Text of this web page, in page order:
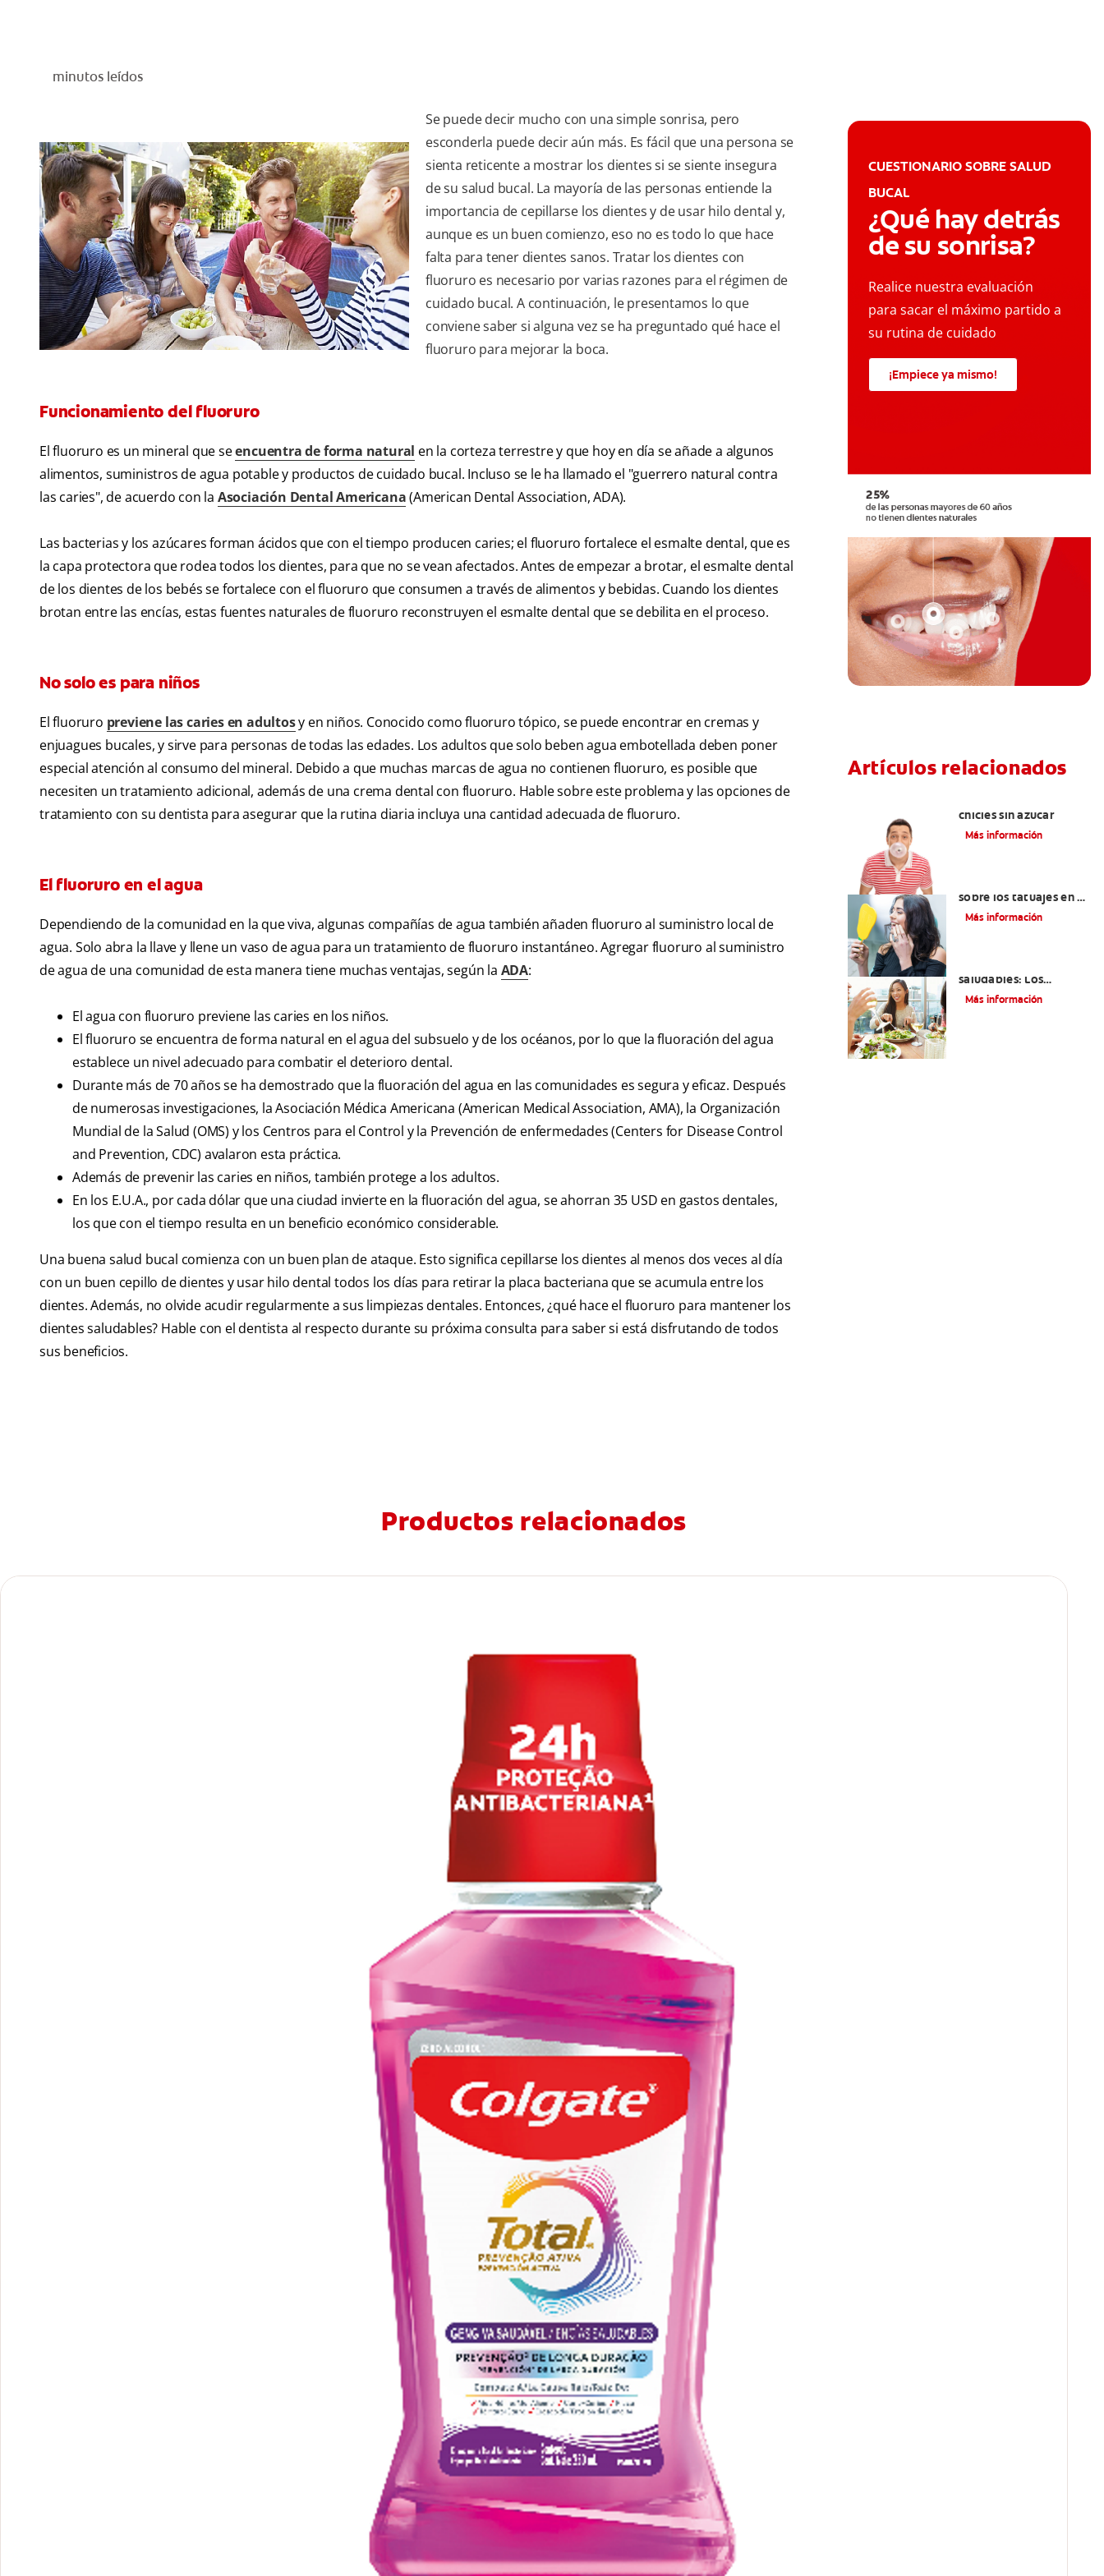
minutos leídos
Se puede decir mucho con una simple sonrisa, pero
esconderla puede decir aún más. Es fácil que una persona se
sienta reticente a mostrar los dientes si se siente insegura
de su salud bucal. La mayoría de las personas entiende la
importancia de cepillarse los dientes y de usar hilo dental y,
aunque es un buen comienzo, eso no es todo lo que hace
falta para tener dientes sanos. Tratar los dientes con
fluoruro es necesario por varias razones para el régimen de
cuidado bucal. A continuación, le presentamos lo que
conviene saber si alguna vez se ha preguntado qué hace el
fluoruro para mejorar la boca.
Funcionamiento del fluoruro
El fluoruro es un mineral que seencuentra de forma natural en la corteza terrestre y que hoy en día se añade a algunos
alimentos, suministros de agua potable y productos de cuidado bucal. Incluso se le ha llamado el "guerrero natural contra
las caries", de acuerdo con la Asociación Dental Americana(American Dental Association, ADA).
Las bacterias y los azúcares forman ácidos que con el tiempo producen caries; el fluoruro fortalece el esmalte dental, que es
la capa protectora que rodea todos los dientes, para que no se vean afectados. Antes de empezar a brotar, el esmalte dental
de los dientes de los bebés se fortalece con el fluoruro que consumen a través de alimentos y bebidas. Cuando los dientes
brotan entre las encías, estas fuentes naturales de fluoruro reconstruyen el esmalte dental que se debilita en el proceso.
No solo es para niños
El fluoruro previene las caries en adultosy en niños. Conocido como fluoruro tópico, se puede encontrar en cremas y
enjuagues bucales, y sirve para personas de todas las edades. Los adultos que solo beben agua embotellada deben poner
especial atención al consumo del mineral. Debido a que muchas marcas de agua no contienen fluoruro, es posible que
necesiten un tratamiento adicional, además de una crema dental con fluoruro. Hable sobre este problema y las opciones de
tratamiento con su dentista para asegurar que la rutina diaria incluya una cantidad adecuada de fluoruro.
El fluoruro en el agua
Dependiendo de la comunidad en la que viva, algunas compañías de agua también añaden fluoruro al suministro local de
agua. Solo abra la llave y llene un vaso de agua para un tratamiento de fluoruro instantáneo. Agregar fluoruro al suministro
de agua de una comunidad de esta manera tiene muchas ventajas, según la ADA:
El agua con fluoruro previene las caries en los niños.
El fluoruro se encuentra de forma natural en el agua del subsuelo y de los océanos, por lo que la fluoración del agua
establece un nivel adecuado para combatir el deterioro dental.
Durante más de 70 años se ha demostrado que la fluoración del agua en las comunidades es segura y eficaz. Después
de numerosas investigaciones, la Asociación Médica Americana (American Medical Association, AMA), la Organización
Mundial de la Salud (OMS) y los Centros para el Control y la Prevención de enfermedades (Centers for Disease Control
and Prevention, CDC) avalaron esta práctica.
Además de prevenir las caries en niños, también protege a los adultos.
En los E.U.A., por cada dólar que una ciudad invierte en la fluoración del agua, se ahorran 35 USD en gastos dentales,
los que con el tiempo resulta en un beneficio económico considerable.
Una buena salud bucal comienza con un buen plan de ataque. Esto significa cepillarse los dientes al menos dos veces al día
con un buen cepillo de dientes y usar hilo dental todos los días para retirar la placa bacteriana que se acumula entre los
dientes. Además, no olvide acudir regularmente a sus limpiezas dentales. Entonces, ¿qué hace el fluoruro para mantener los
dientes saludables? Hable con el dentista al respecto durante su próxima consulta para saber si está disfrutando de todos
sus beneficios.
CUESTIONARIO SOBRE SALUD
BUCAL
¿Qué hay detrás
de su sonrisa?
Realice nuestra evaluación
para sacar el máximo partido a
su rutina de cuidado
¡Empiece ya mismo!
Artículos relacionados
chicles sin azúcar
Más información
sobre los tatuajes en el
labio
Más información
saludables: Los
mejores siete
Más información
Productos relacionados